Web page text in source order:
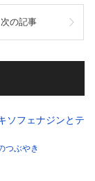
次の記事
ソフェナジンとテ
つぶやき